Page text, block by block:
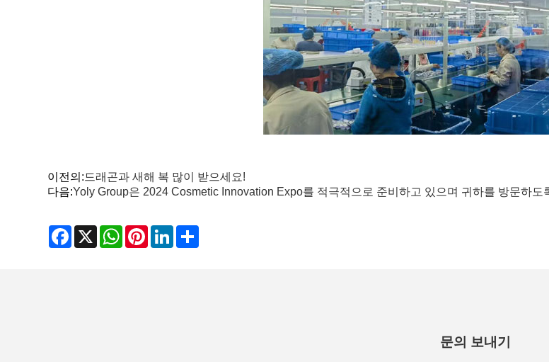
이전의: 드래곤과 새해 복 많이 받으세요!
다음:Yoly Group은 2024 Cosmetic Innovation Expo를 적극적으로 준비하고 있으며 귀하를 방문하도
Facebook
X WhatsApp
PinterestLinkedIn
문의 보내기